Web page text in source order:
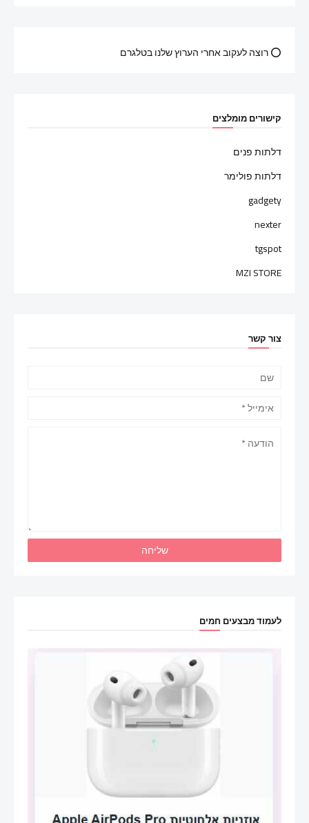
⭕ רוצה לעקוב אחרי הערוץ שלנו בטלגרם
קישורים מומלצים
דלתות פנים
דלתות פולימר
gadgety
nexter
tgspot
MZI STORE
צור קשר
לעמוד מבצעים חמים